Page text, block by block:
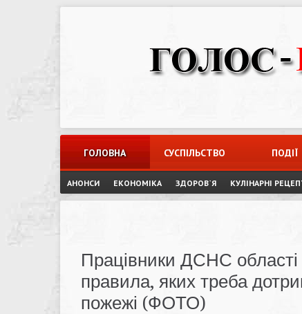
ГОЛОВНА СУСПІЛЬСТВО ПОДІЇ
АНОНСИ ЕКОНОМІКА ЗДОРОВ`Я КУЛІНАРНІ
Працівники ДСНС області
правила, яких треба
пожежі (ФОТО)